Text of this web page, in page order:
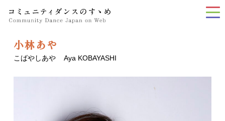
小林あや
こばやしあや Aya KOBAYASHI